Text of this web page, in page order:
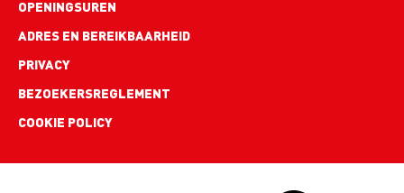
links
OPENINGSUREN
ADRES EN BEREIKBAARHEID
PRIVACY
BEZOEKERSREGLEMENT
COOKIE POLICY